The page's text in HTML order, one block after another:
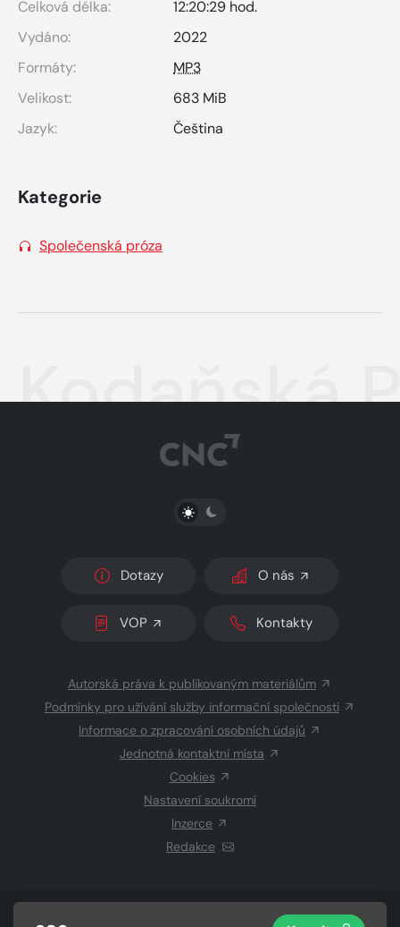
Celková délka:
12:20:29 hod.
Vydáno:
2022
Formáty:
MP3
Velikost:
683 MiB
Jazyk:
Čeština
Kategorie
Společenská próza
Kodaňská
PŘEPNOUT SVĚTLÝ/TMAVÝ REŽIM
Dotazy O nás
VOP Kontakty
Autorská práva k publikovaným materiálům
Podmínky pro užívání služby informační společnosti
Informace o zpracování osobních údajů
Jednotná kontaktní místa
Cookies
Nastavení soukromí
Inzerce
Redakce
CZECH NEWS CENTER a.s.a dodavatelé